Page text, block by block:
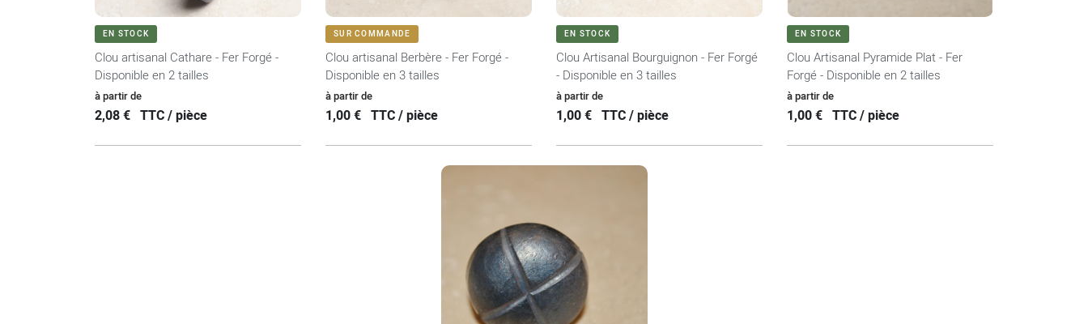
VOIR LE PRODUIT
EN STOCK
Clou artisanal Cathare - Fer Forgé -
Disponible en 2 tailles
à partir de
Prix
2,08 € TTC / pièce
VOIR LE PRODUIT
SUR COMMANDE
Clou artisanal Berbère - Fer Forgé -
Disponible en 3 tailles
à partir de
Prix
1,00 € TTC / pièce
VOIR LE PRODUIT
EN STOCK
Clou Artisanal Bourguignon - Fer Forgé
- Disponible en 3 tailles
à partir de
Prix
1,00 € TTC / pièce
VOIR LE PRODUIT
EN STOCK
Clou Artisanal Pyramide Plat - Fer
Forgé - Disponible en 2 tailles
à partir de
Prix
1,00 € TTC / pièce